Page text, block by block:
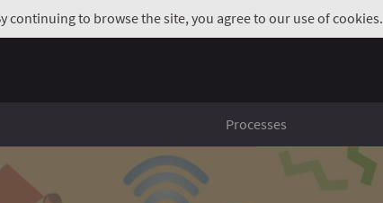
continuing to browse the site, you agree to our use of cookies.
Processes